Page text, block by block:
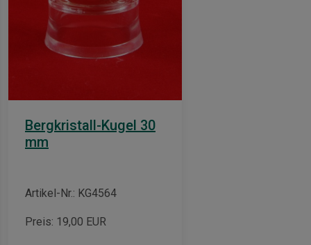
Bergkristall-Kugel 30
mm
Artikel-Nr.: KG4564
Preis: 19,00 EUR